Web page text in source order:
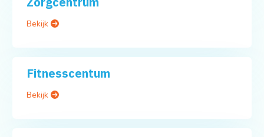
Bekijk
Fitnesscentum
Bekijk